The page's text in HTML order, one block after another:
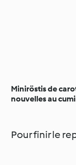
Miniröstis de
nouvelles au
Pour finir le